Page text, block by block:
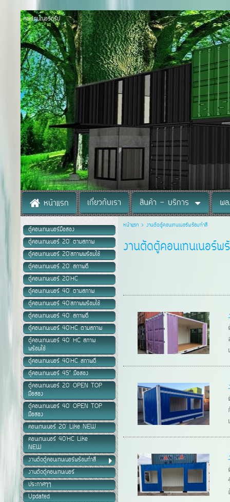
คอนเทนเนอร์กรุ๊ป
หน้าแรก เกี่ยวกับเรา สินค้า - บริการ ผ
ตู้คอนเทนเนอร์มือสอง
ตู้คอนเทนเนอร์ 20' ตามสภาพ
ตู้คอนเทนเนอร์ 20'สภาพพร้อมใช้
ตู้คอนเทนเนอร์ 20' สภาพดี
ตู้คอนเทนเนอร์ 20'HC
ตู้คอนเทนเนอร์ 40' ตามสภาพ
ตู้คอนเทนเนอร์ 40'สภาพพร้อมใช้
ตู้คอนเทนเนอร์ 40' สภาพดี
ตู้คอนเทนเนอร์ 40'HC ตามสภาพ
ตู้คอนเทนเนอร์ 40' HC สภาพ
พร้อมใช้
ตู้คอนเทนเนอร์ 40'HC สภาพดี
ตู้คอนเทนเนอร์ 45’ มือสอง
ตู้คอนเทนเนอร์ 20' OPEN TOP
มือสอง
ตู้คอนเทนเนอร์ 40' OPEN TOP
มือสอง
คอนเทนเนอร์ 20' Like NEW
คอนเทนเนอร์ 40'HC Like
NEW
งานตัดตู้คอนเทนเนอร์พร้อมทำสี
งานตัดตู้คอนเทนเนอร์
ประกาศๆๆ
Updated
หน้าแรก > งานตัดตู้คอนเทนเนอร์พร้อมทำสี
งานตัดตู้คอนเทนเนอร์พ